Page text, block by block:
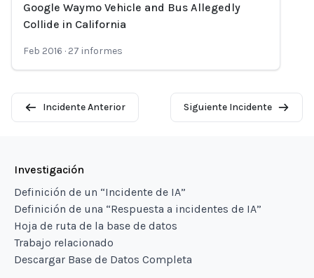
Loading...
Google Waymo Vehicle and Bus Allegedly
Collide in California
Feb 2016 · 27 informes
Incidente Anterior Siguiente Incidente
Investigación
Definición de un “Incidente de IA”
Definición de una “Respuesta a incidentes de IA”
Hoja de ruta de la base de datos
Trabajo relacionado
Descargar Base de Datos Completa